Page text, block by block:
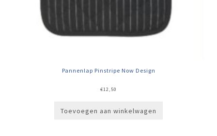
Pannenlap Pinstripe Now Design
€12,50
Toevoegen aan winkelwagen